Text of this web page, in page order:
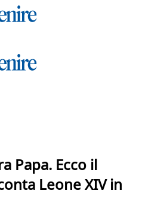
Papa. Ecco il
Leone XIV in